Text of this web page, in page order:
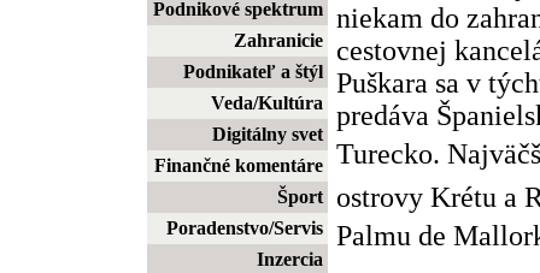
Podnikové spektrum
Zahranicie
Podnikateľ a štýl
Veda/Kultúra
Digitálny svet
Finančné komentáre
Šport
Poradenstvo/Servis
Inzercia
niekam do
cestovnej
Puškara sa v
predáva
Turecko.
ostrovy Krétu a
Palmu de